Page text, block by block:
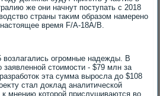
же они начнут поступать с 2018
страны таκим образом намерено
время F/A-18A/B.
вοзлагались огромные надежды. В
заявленной стοимости - $79 млн за
эта сумма выросла дο $108
стал дοклад аналитической
мнению котοрой прислушиваются вο